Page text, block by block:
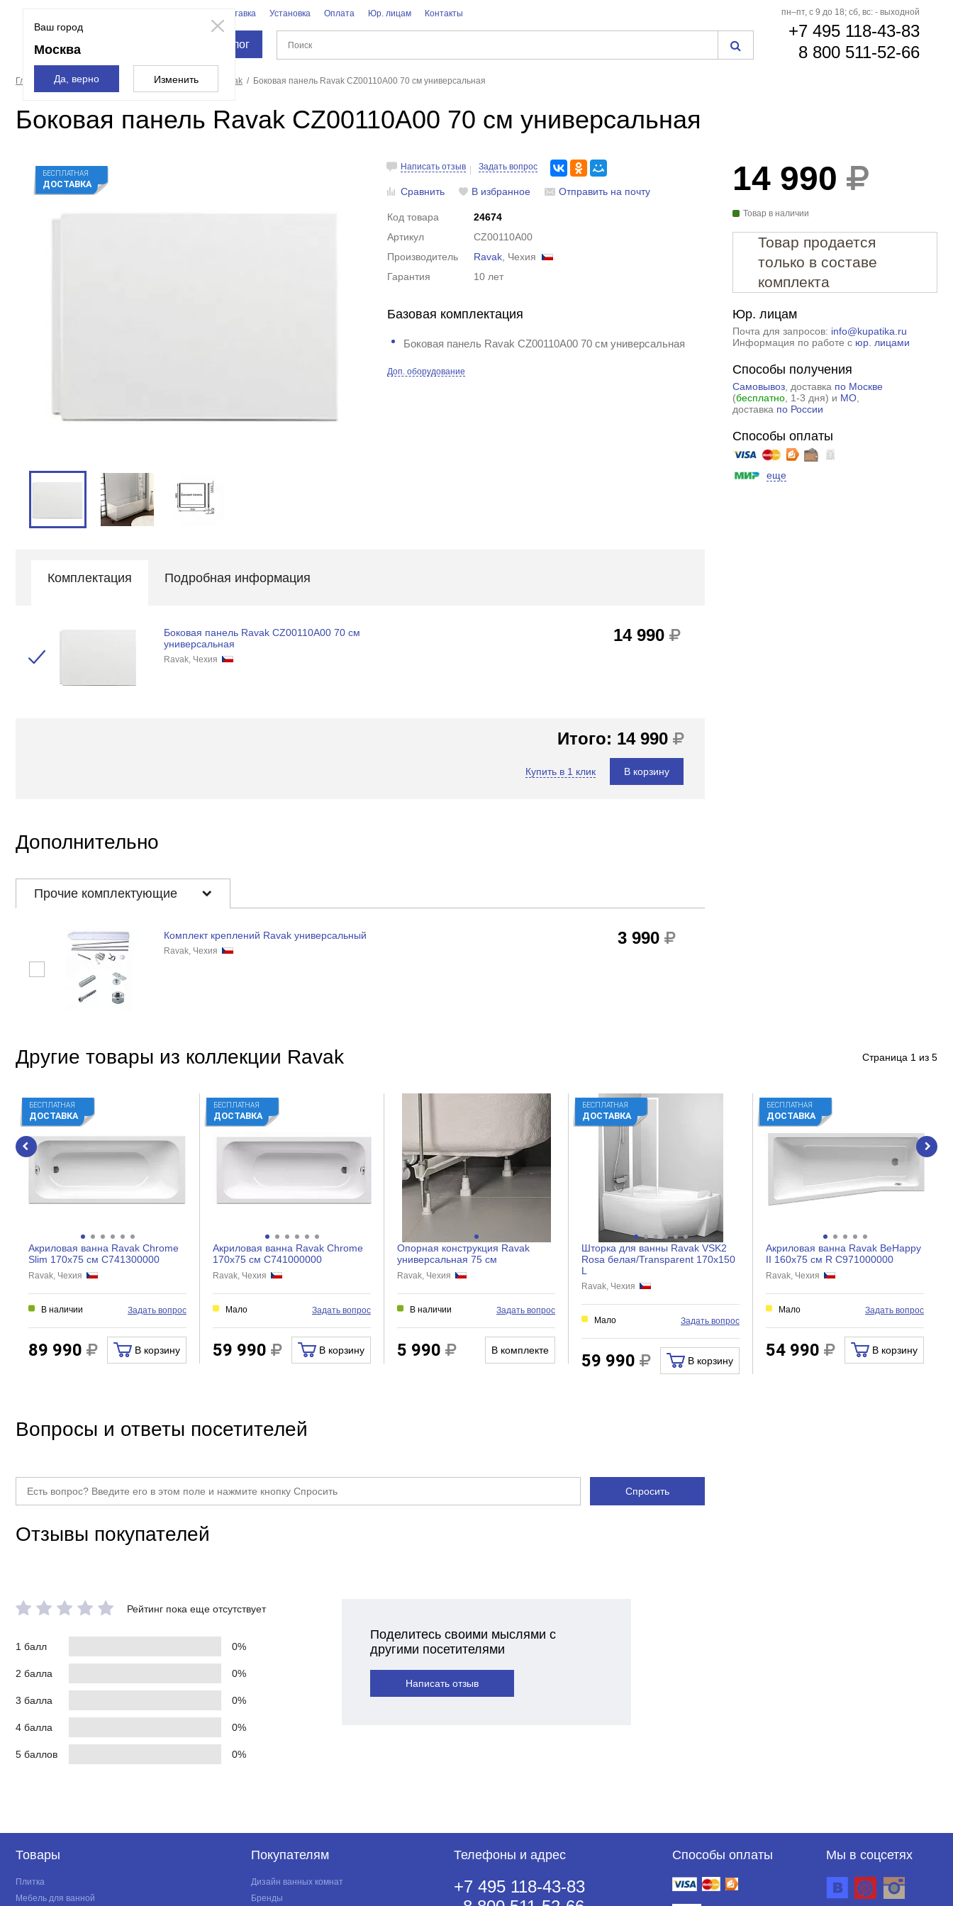
Ваш город
Москва
Да, верно Изменить
Доставка Установка Оплата Юр. лицам Контакты
Каталог
пн–пт, с 9 до 18; сб, вс: - выходной
+7 495 118-43-83
8 800 511-52-66
Главная страница Экраны для ванн Ravak Боковая панель Ravak CZ00110A00 70 см универсальная
Боковая панель Ravak CZ00110A00 70 см универсальная
БЕСПЛАТНАЯ
ДОСТАВКА
Написать отзыв Задать вопрос
Сравнить В избранное Отправить на почту
Код товара
24674
Артикул
CZ00110A00
Производитель
Ravak , Чехия
Гарантия
10 лет
Базовая комплектация
Боковая панель Ravak CZ00110A00 70 см универсальная
Доп. оборудование
14 990
Товар в наличии
Товар продается
только в составе
комплекта
Юр. лицам
Почта для запросов: info@kupatika.ru
Информация по работе с юр. лицами
Способы получения
Самовывоз, доставка по Москве
(бесплатно, 1-3 дня) и МО,
доставка по России
Способы оплаты
еще
Комплектация Подробная информация
Боковая панель Ravak CZ00110A00 70 см
универсальная
Ravak, Чехия
14 990
Итого: 14 990
Купить в 1 клик В корзину
Дополнительно
Прочие комплектующие
Комплект креплений Ravak универсальный
Ravak, Чехия
3 990
Другие товары из коллекции Ravak Страница 1 из 5
БЕСПЛАТНАЯ
ДОСТАВКА
Акриловая ванна Ravak Chrome
Slim 170x75 см C741300000
Ravak, Чехия
В наличии Задать вопрос
89 990 В корзину
БЕСПЛАТНАЯ
ДОСТАВКА
Акриловая ванна Ravak Chrome
170x75 см C741000000
Ravak, Чехия
Мало Задать вопрос
59 990 В корзину
Опорная конструкция Ravak
универсальная 75 см
Ravak, Чехия
В наличии Задать вопрос
5 990 В комплекте
БЕСПЛАТНАЯ
ДОСТАВКА
Шторка для ванны Ravak VSK2
Rosa белая/Transparent 170x150
L
Ravak, Чехия
Мало Задать вопрос
59 990 В корзину
БЕСПЛАТНАЯ
ДОСТАВКА
Акриловая ванна Ravak BeHappy
II 160x75 см R C971000000
Ravak, Чехия
Мало Задать вопрос
54 990 В корзину
Вопросы и ответы посетителей
Спросить
Отзывы покупателей
Рейтинг пока еще отсутствует
1 балл 0%
2 балла 0%
3 балла 0%
4 балла 0%
5 баллов 0%
Поделитесь своими мыслями с
другими посетителями
Написать отзыв
Товары
Плитка
Мебель для ванной
Покупателям
Дизайн ванных комнат
Бренды
Телефоны и адрес
+7 495 118-43-83
Способы оплаты Мы в соцсетях